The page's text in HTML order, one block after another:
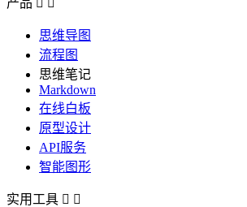
产品  
思维导图
流程图
思维笔记
Markdown
在线白板
原型设计
API服务
智能图形
实用工具  